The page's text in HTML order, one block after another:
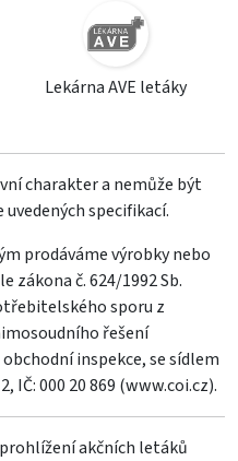
Lekárna AVE letáky
charakter a nemůže být
specifikací.
prodáváme výrobky nebo
zákona č. 624/1992 Sb.
sporu z
řešení
inspekce, se sídlem
IČ: 000 20 869 (www.coi.cz).
akčních letáků